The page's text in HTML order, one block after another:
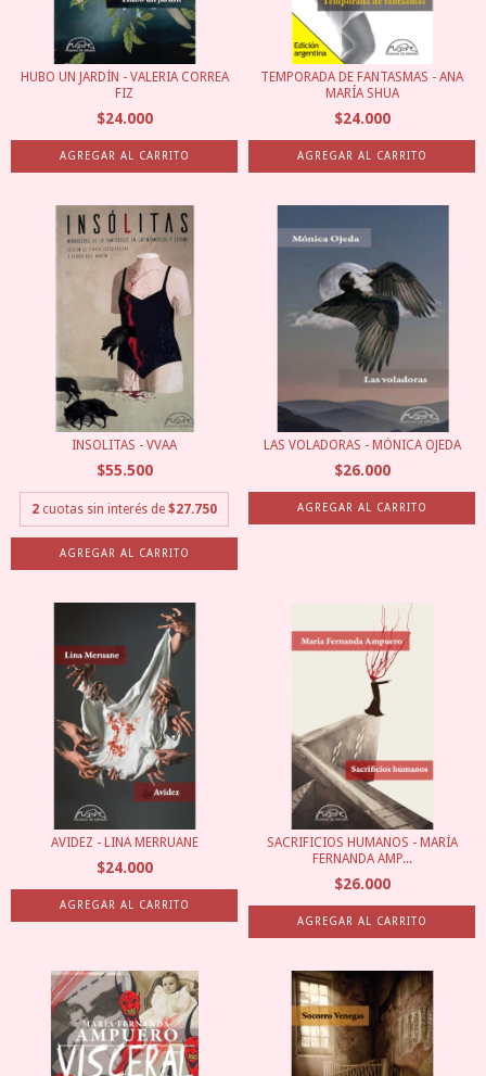
HUBO UN JARDÍN - VALERIA CORREA
FIZ
$24.000
TEMPORADA DE FANTASMAS - ANA
MARÍA SHUA
$24.000
INSOLITAS - VVAA
$55.500
2 cuotas sin interés de $27.750
LAS VOLADORAS - MÓNICA OJEDA
$26.000
AVIDEZ - LINA MERRUANE
$24.000
SACRIFICIOS HUMANOS - MARÍA
FERNANDA AMP...
$26.000